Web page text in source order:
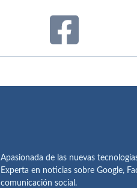
Apasionada de las nuevas
Experta en noticias sobre Google,
comunicación social.